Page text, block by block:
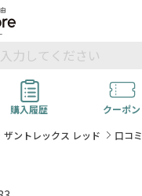
購入履歴
クーポン
ザントレックス レッド 口コミ